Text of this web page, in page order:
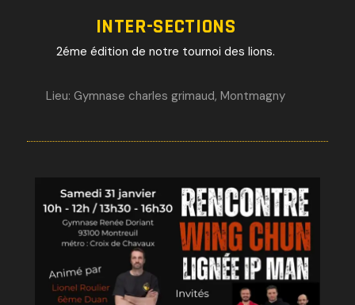
INTER-SECTIONS
2éme édition de notre tournoi des lions.
Lieu: Gymnase charles grimaud, Montmagny